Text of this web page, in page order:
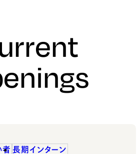
者 長期インターン